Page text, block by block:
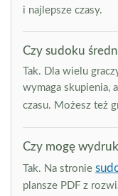
i najlepsze czasy.
Czy sudoku
Tak. Dla wielu
wymaga skupienia,
czasu. Możesz też
Czy mogę
Tak. Na stronie
plansze PDF z